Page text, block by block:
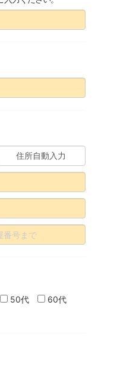
住所自動入力
50代
60代